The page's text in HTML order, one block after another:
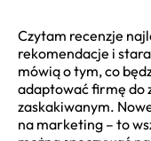
Czytam recenzje
rekomendacje i
mówią o tym, co
adaptować firmę do
zaskakiwanym.
na marketing – to